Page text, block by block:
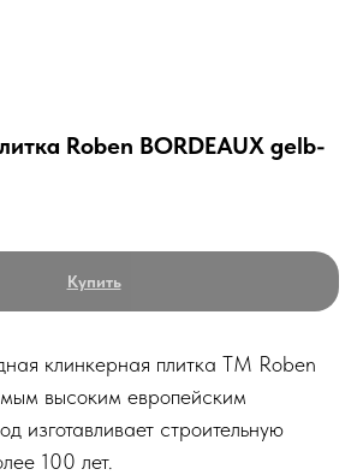
Roben BORDEAUX gelb-
Купить
клинкерная плитка ТМ Roben
высоким европейским
изготавливает строительную
100 лет.